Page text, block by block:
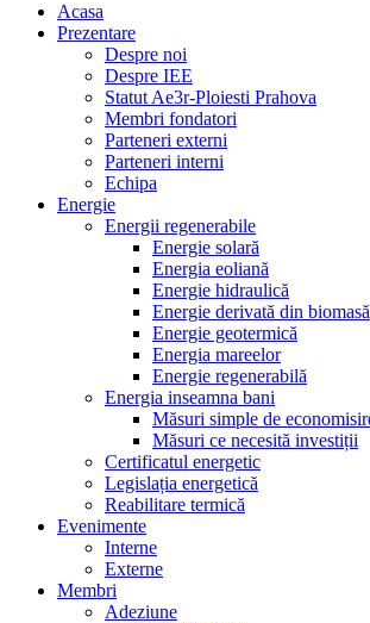
Acasa
Prezentare
Despre noi
Despre IEE
Statut Ae3r-Ploiesti Prahova
Membri fondatori
Parteneri externi
Parteneri interni
Echipa
Energie
Energii regenerabile
Energie solară
Energia eoliană
Energie hidraulică
Energie derivată din biomasă
Energie geotermică
Energia mareelor
Energie regenerabilă
Energia inseamna bani
Măsuri simple de
Măsuri ce necesită investiții
Certificatul energetic
Legislația energetică
Reabilitare termică
Evenimente
Interne
Externe
Membri
Adeziune